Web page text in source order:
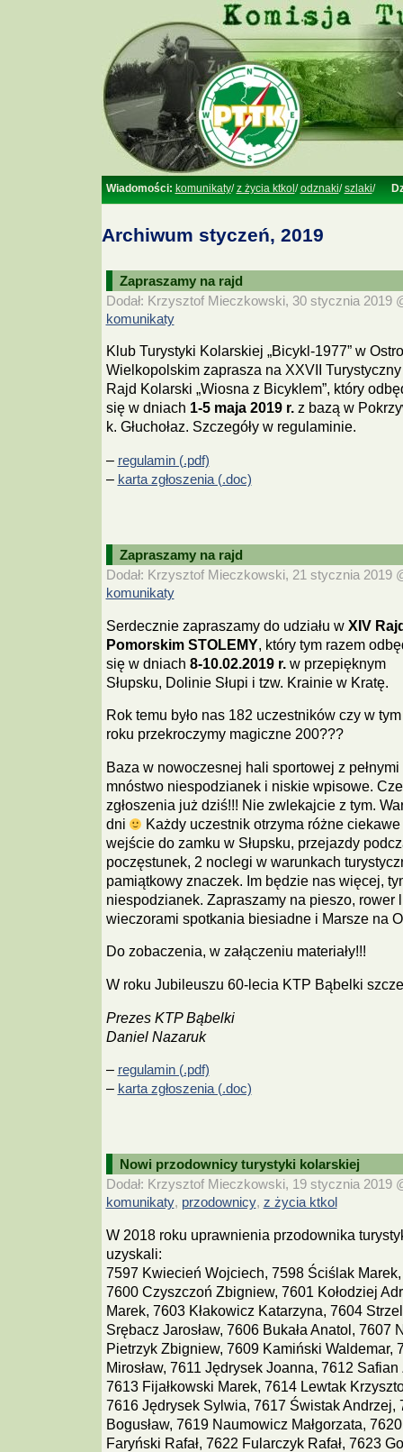
Wiadomości: komunikaty/z życia ktkol /odznaki/szlaki/
Archiwum styczeń, 2019
Zapraszamy na rajd
Dodał: Krzysztof Mieczkowski, 30 stycznia 2019
komunikaty
Klub Turystyki Kolarskiej „Bicykl-1977” w
Wielkopolskim zaprasza na XXVII Turystyczny
Rajd Kolarski „Wiosna z Bicyklem”, który
się w dniach 1-5 maja 2019 r.z bazą w
k. Głuchołaz. Szczegóły w regulaminie.
– regulamin (.pdf)
– karta zgłoszenia (.doc)
Zapraszamy na rajd
Dodał: Krzysztof Mieczkowski, 21 stycznia 2019
komunikaty
Serdecznie zapraszamy do udziału w XIV
Pomorskim STOLEMY, który tym razem
się w dniach 8-10.02.2019 r.w przepięknym
Słupsku, Dolinie Słupi i tzw. Krainie w Kratę.
Rok temu było nas 182 uczestników czy w tym
roku przekroczymy magiczne 200???
Baza w nowoczesnej hali sportowej z
mnóstwo niespodzianek i niskie wpisowe.
zgłoszenia już dziś!!! Nie zwlekajcie z tym.
dni
Każdy uczestnik otrzyma różne
wejście do zamku w Słupsku, przejazdy
poczęstunek, 2 noclegi w warunkach
pamiątkowy znaczek. Im będzie nas więcej,
niespodzianek. Zapraszamy na pieszo, rower
wieczorami spotkania biesiadne i Marsze na
Do zobaczenia, w załączeniu materiały!!!
W roku Jubileuszu 60-lecia KTP Bąbelki
Prezes KTP Bąbelki
Daniel Nazaruk
– regulamin (.pdf)
– karta zgłoszenia (.doc)
Nowi przodownicy turystyki kolarskiej
Dodał: Krzysztof Mieczkowski, 19 stycznia 2019
komunikaty, przodownicy, z życia ktkol
W 2018 roku uprawnienia przodownika
uzyskali:
7597 Kwiecień Wojciech, 7598 Ściślak
7600 Czyszczoń Zbigniew, 7601 Kołodziej
Marek, 7603 Kłakowicz Katarzyna, 7604
Srębacz Jarosław, 7606 Bukała Anatol, 7607
Pietrzyk Zbigniew, 7609 Kamiński Waldemar,
Mirosław, 7611 Jędrysek Joanna, 7612
7613 Fijałkowski Marek, 7614 Lewtak
7616 Jędrysek Sylwia, 7617 Świstak Andrzej,
Bogusław, 7619 Naumowicz Małgorzata,
Faryński Rafał, 7622 Fularczyk Rafał, 7623